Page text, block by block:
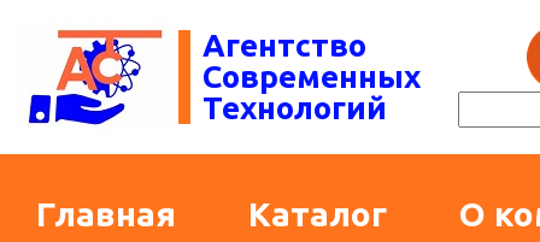
Агентство
Современных
Технологий
Главная Каталог О